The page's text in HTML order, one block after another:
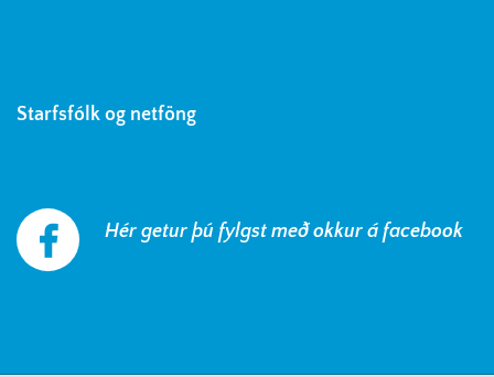
Starfsfólk og netföng
Hér getur þú fylgst með okkur á facebook